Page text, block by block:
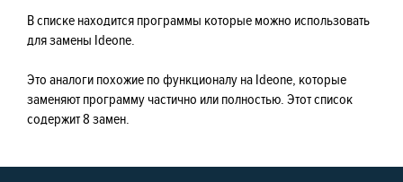
В списке находится программы которые можно использовать
для замены Ideone.
Это аналоги похожие по функционалу на Ideone, которые
заменяют программу частично или полностью. Этот список
содержит 8 замен.